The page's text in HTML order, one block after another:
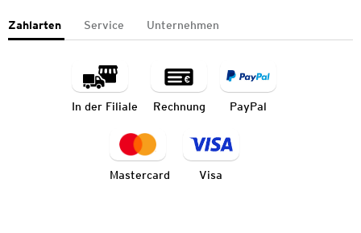
Zahlarten Service Unternehmen
In der Filiale Rechnung PayPal
Mastercard Visa